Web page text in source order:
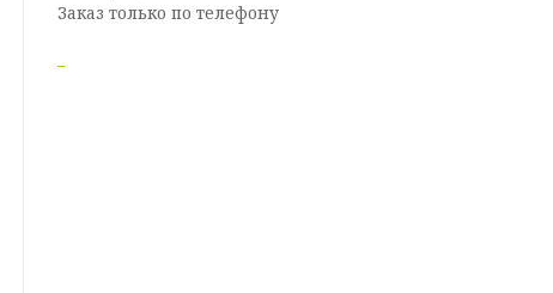
Заказ только по телефону